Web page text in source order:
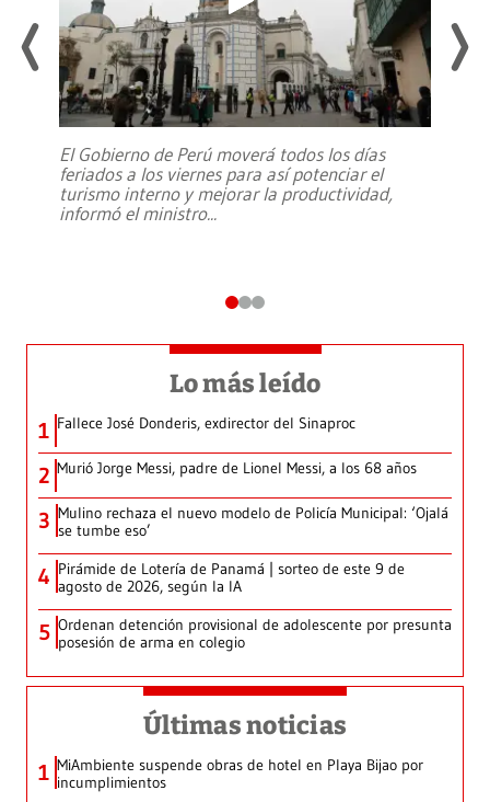
El Gobierno de Perú moverá todos los días
feriados a los viernes para así potenciar el
turismo interno y mejorar la productividad,
informó el ministro...
Lo más leído
1 Fallece José Donderis, exdirector del Sinaproc
2 Murió Jorge Messi, padre de Lionel Messi, a los 68 años
3 Mulino rechaza el nuevo modelo de Policía Municipal: ‘Ojalá
se tumbe eso’
4 Pirámide de Lotería de Panamá | sorteo de este 9 de
agosto de 2026, según la IA
5 Ordenan detención provisional de adolescente por presunta
posesión de arma en colegio
Últimas noticias
1 MiAmbiente suspende obras de hotel en Playa Bijao por
incumplimientos